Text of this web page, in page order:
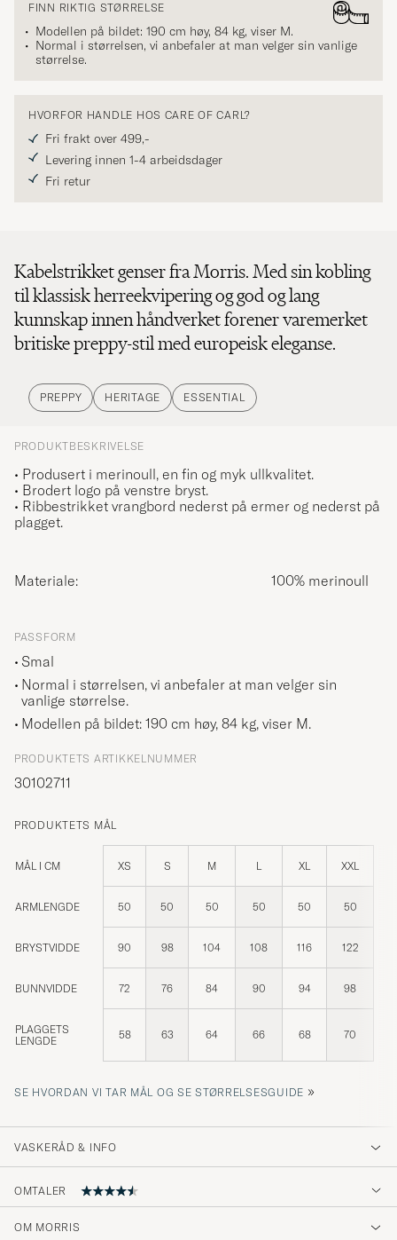
FINN RIKTIG STØRRELSE
Modellen på bildet: 190 cm høy, 84 kg, viser M.
Normal i størrelsen, vi anbefaler at man velger sin vanlige
størrelse.
HVORFOR HANDLE HOS CARE OF CARL?
Fri frakt over 499,-
Levering innen 1-4 arbeidsdager
Fri retur
Kabelstrikket genser fra Morris. Med sin kobling
til klassisk herreekvipering og god og lang
kunnskap innen håndverket forener varemerket
britiske preppy-stil med europeisk eleganse.
PREPPY HERITAGE ESSENTIAL
PRODUKTBESKRIVELSE
• Produsert i merinoull, en fin og myk ullkvalitet.
• Brodert logo på venstre bryst.
• Ribbestrikket vrangbord nederst på ermer og nederst på
plagget.
Materiale: 100% merinoull
PASSFORM
Smal
Normal i størrelsen, vi anbefaler at man velger sin
vanlige størrelse.
Modellen på bildet: 190 cm høy, 84 kg, viser M.
PRODUKTETS ARTIKKELNUMMER
30102711
PRODUKTETS MÅL
MÅL I CM XS S M L XL XXL
ARMLENGDE 50 50 50 50 50 50
BRYSTVIDDE 90 98 104 108 116 122
BUNNVIDDE 72 76 84 90 94 98
PLAGGETS
LENGDE
58 63 64 66 68 70
SE HVORDAN VI TAR MÅL OG SE STØRRELSESGUIDE »
VASKERÅD & INFO
OMTALER
OM MORRIS